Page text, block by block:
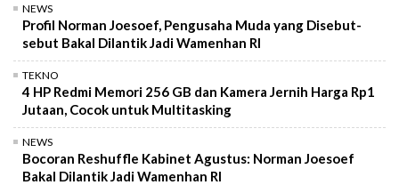
NEWS
Profil Norman Joesoef, Pengusaha Muda yang Disebut-
sebut Bakal Dilantik Jadi Wamenhan RI
TEKNO
4 HP Redmi Memori 256 GB dan Kamera Jernih Harga Rp1
Jutaan, Cocok untuk Multitasking
NEWS
Bocoran Reshuffle Kabinet Agustus: Norman Joesoef
Bakal Dilantik Jadi Wamenhan RI